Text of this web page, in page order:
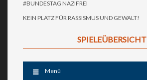
#BUNDESTAG NAZIFREI
KEIN PLATZ FÜR RASSISMUS UND GEWALT!
SPIELEÜBERSICHT
Menü